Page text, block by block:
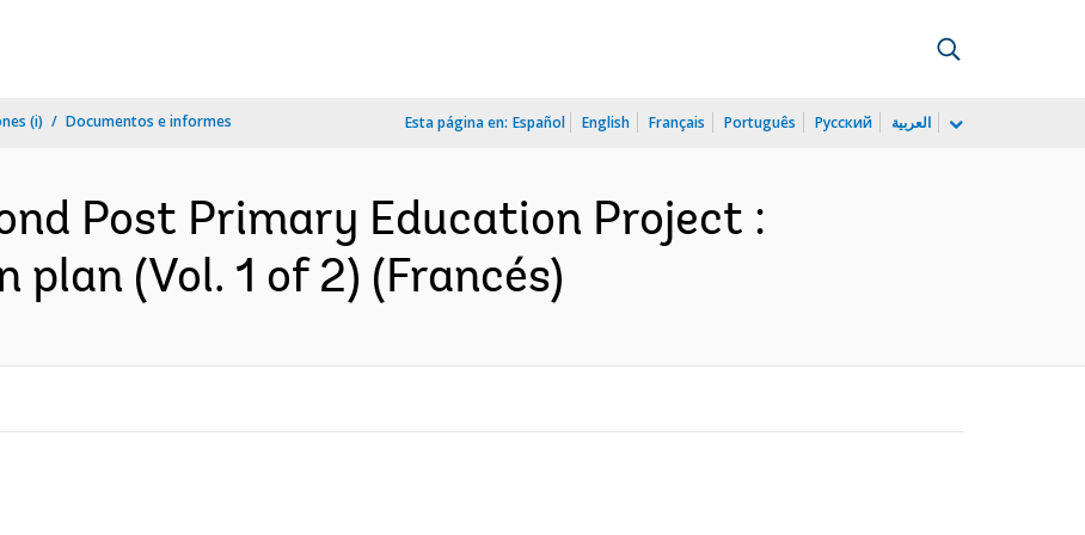
(i) Documentos e informes Esta página en: Español English Français Português Русский العربية
Post Primary Education Project :
(Vol. 1 of 2) (Francés)